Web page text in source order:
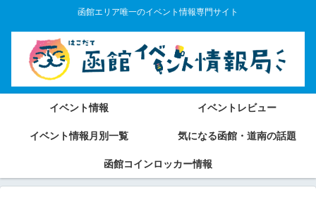
函館エリア唯一のイベント情報専門サイト
イベント情報 イベントレビュー
イベント情報月別一覧 気になる函館・道南の話題
函館コインロッカー情報